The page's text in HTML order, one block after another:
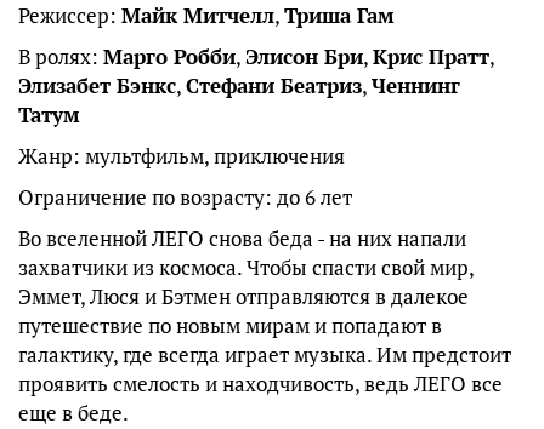
Режиссер: Майк Митчелл,Триша Гам
В ролях: Марго Робби,Элисон Бри,Крис Пратт,
Элизабет Бэнкс,Стефани Беатриз,Ченнинг
Татум
Жанр: мультфильм, приключения
Ограничение по возрасту: до 6 лет
Во вселенной ЛЕГО снова беда - на них напали
захватчики из космоса. Чтобы спасти свой мир,
Эммет, Люся и Бэтмен отправляются в далекое
путешествие по новым мирам и попадают в
галактику, где всегда играет музыка. Им предстоит
проявить смелость и находчивость, ведь ЛЕГО все
еще в беде.